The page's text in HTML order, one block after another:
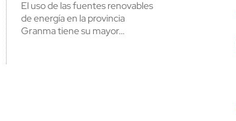
El uso de las fuentes renovables
de energía en la provincia
Granma tiene su mayor…